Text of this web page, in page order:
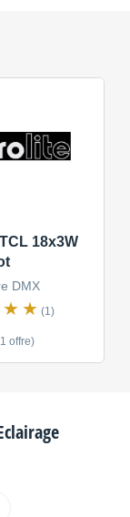
18x3W
DMX
(1)
offre)